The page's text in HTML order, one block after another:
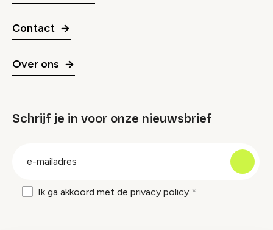
Contact
Over ons
Schrijf je in voor onze nieuwsbrief
Ik ga akkoord met de privacy policy